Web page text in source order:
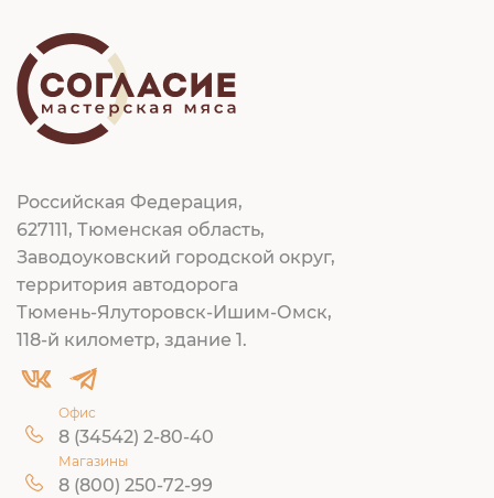
Российская Федерация,
627111, Тюменская область,
Заводоуковский городской округ,
территория автодорога
Тюмень-Ялуторовск-Ишим-Омск,
118-й километр, здание 1.
Офис
8 (34542) 2-80-40
Магазины
8 (800) 250-72-99